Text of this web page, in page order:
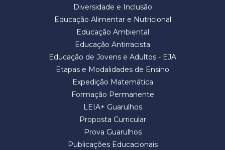
Diversidade e Inclusão
Educação Alimentar e Nutricional
Educação Ambiental
Educação Antirracista
Educação de Jovens e Adultos - EJA
Etapas e Modalidades de Ensino
Expedição Matemática
Formação Permanente
LEIA+ Guarulhos
Proposta Curricular
Prova Guarulhos
Publicações Educacionais